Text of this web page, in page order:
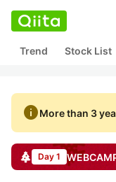
Trend Stock List
infoMore than 3
Day 1